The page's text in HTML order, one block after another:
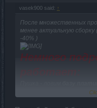
vasek900 said: ↑
После множественных
менее актуальную сборку
-40% )
Немного
лимит 4.0 а с каждым